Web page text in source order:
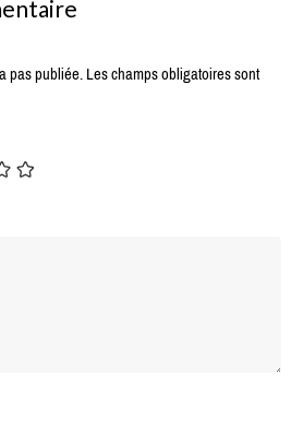
pas publiée.Les champs obligatoires sont